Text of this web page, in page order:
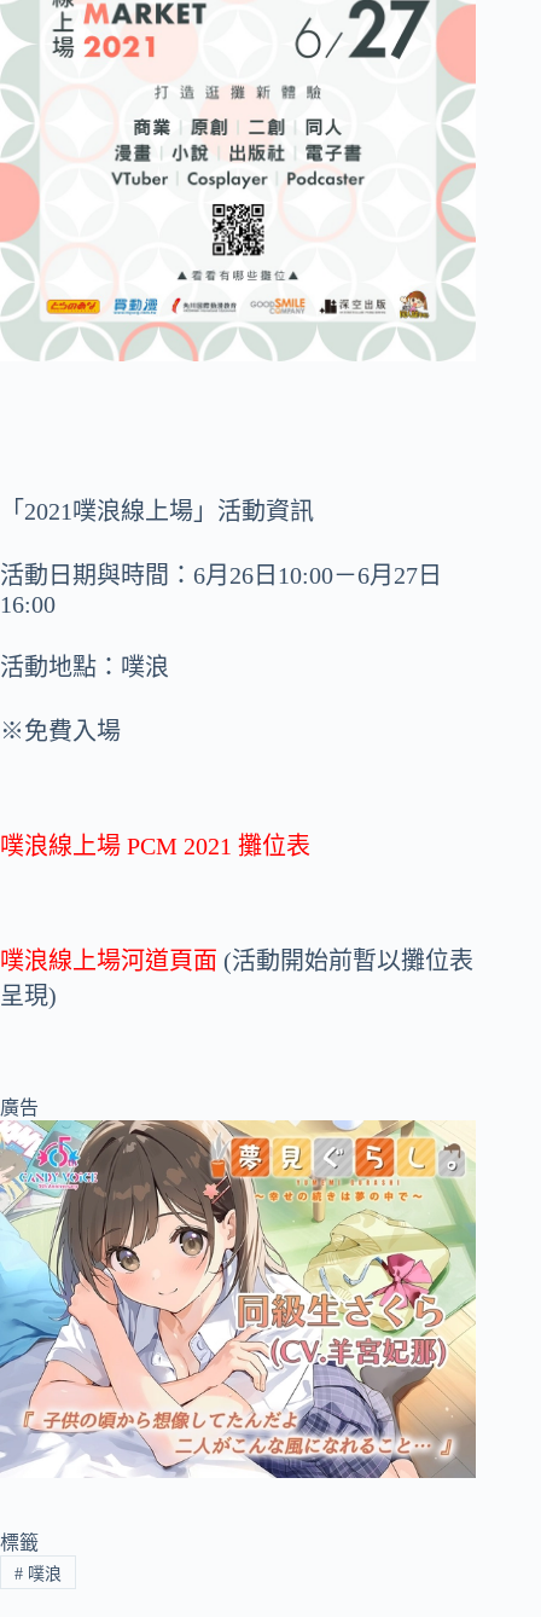
「2021噗浪線上場」活動資訊
活動日期與時間：6月26日10:00－6月27日
16:00
活動地點：噗浪
※免費入場
噗浪線上場 PCM 2021 攤位表
噗浪線上場河道頁面 (活動開始前暫以攤位表
呈現)
廣告
標籤
#噗浪